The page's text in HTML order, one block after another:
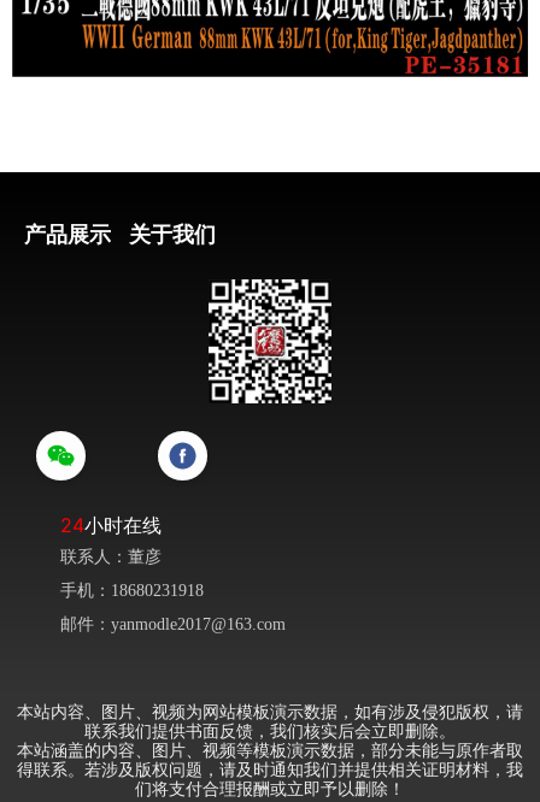
产品展示 关于我们
24小时在线
联系人：董彦
手机：18680231918
邮件：yanmodle2017@163.com
本站内容、图片、视频为网站模板演示数据，如有涉及侵犯版权，请
联系我们提供书面反馈，我们核实后会立即删除。
本站涵盖的内容、图片、视频等模板演示数据，部分未能与原作者取
得联系。若涉及版权问题，请及时通知我们并提供相关证明材料，我
们将支付合理报酬或立即予以删除！